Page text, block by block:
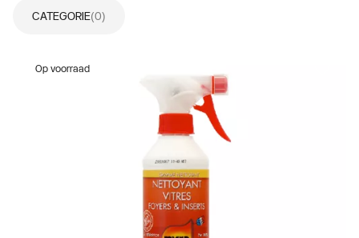
CATEGORIE(0)
Op voorraad